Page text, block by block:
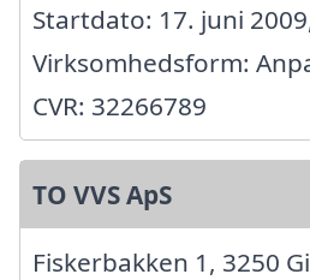
Startdato: 17. juni
Virksomhedsform:
CVR: 32266789
TO VVS ApS
Fiskerbakken 1, 3250